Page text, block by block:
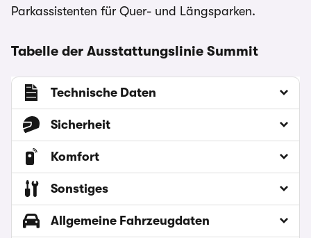
Parkassistenten für Quer- und Längsparken.
Tabelle der Ausstattungslinie Summit
Technische Daten
Sicherheit
Komfort
Sonstiges
Allgemeine Fahrzeugdaten